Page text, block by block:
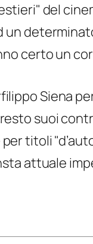
del
un
certo un
Siena
suoi
titoli
attuale